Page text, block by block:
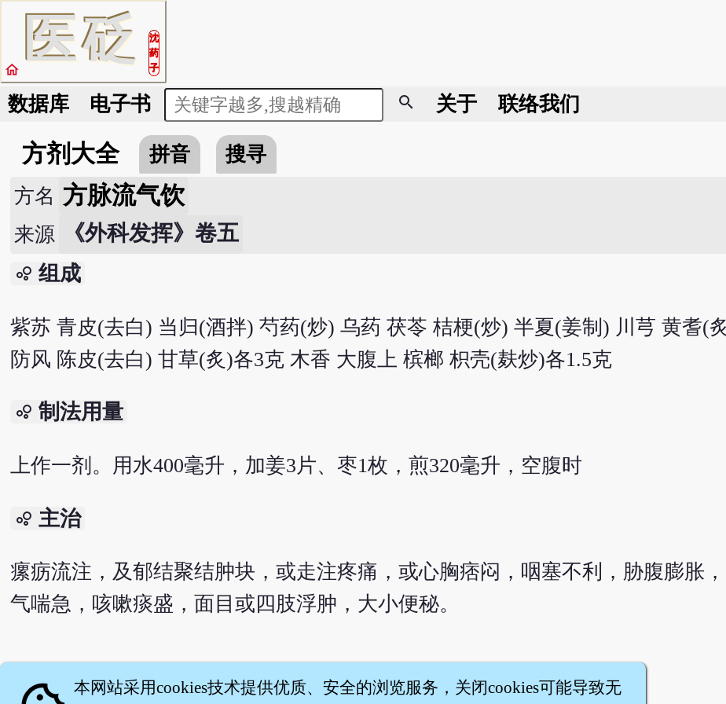
医砭
沈
药
子
home
数据库 电子书 search 关于 联络我们
方剂大全 拼音 搜寻
方名 方脉流气饮
来源 《外科发挥》卷五
bubble_chart 组成
紫苏 青皮(去白) 当归(酒拌) 芍药(炒) 乌药 茯苓 桔梗(炒) 半夏(姜制) 川芎 黄耆(
防风 陈皮(去白) 甘草(炙)各3克 木香 大腹上 槟榔 枳壳(麸炒)各1.5克
bubble_chart 制法用量
上作一剂。用水400毫升，加姜3片、枣1枚，煎320毫升，空腹时
bubble_chart 主治
瘰疬流注，及郁结聚结肿块，或走注疼痛，或心胸痞闷，咽塞不利，胁腹膨胀
气喘急，咳嗽痰盛，面目或四肢浮肿，大小便秘。
English version
本网站采用cookies技术提供优质、安全的浏览服务，关闭cookies可能导致无